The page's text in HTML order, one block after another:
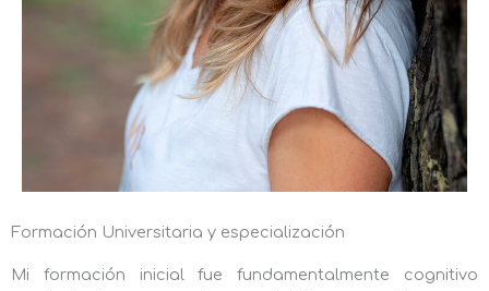
Formación Universitaria y especialización
Mi formación inicial fue fundamentalmente cognitivo